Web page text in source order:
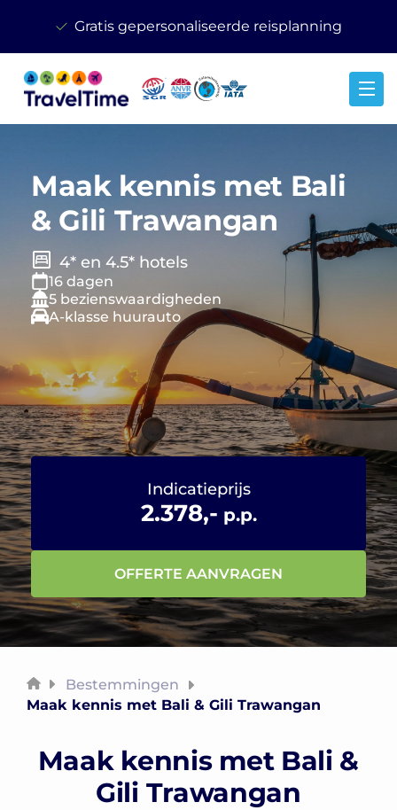
Gratis gepersonaliseerde reisplanning
Maak kennis met Bali
& Gili Trawangan
4* en 4.5* hotels
16 dagen
5 bezienswaardigheden
A-klasse huurauto
Indicatieprijs
2.378,- p.p.
OFFERTE AANVRAGEN
Bestemmingen
Maak kennis met Bali & Gili Trawangan
Maak kennis met Bali &
Gili Trawangan